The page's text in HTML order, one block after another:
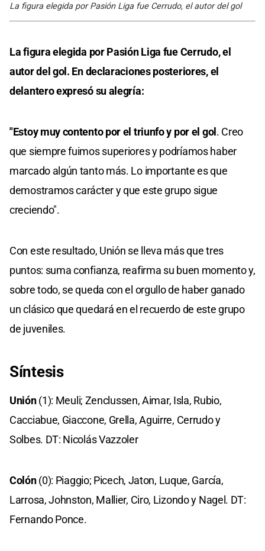
La figura elegida por Pasión Liga fue Cerrudo, el autor del gol
La figura elegida por Pasión Liga fue Cerrudo, el
autor del gol. En declaraciones posteriores, el
delantero expresó su alegría:
"Estoy muy contento por el triunfo y por el gol . Creo
que siempre fuimos superiores y podríamos haber
marcado algún tanto más. Lo importante es que
demostramos carácter y que este grupo sigue
creciendo".
Con este resultado, Unión se lleva más que tres
puntos: suma confianza, reafirma su buen momento y,
sobre todo, se queda con el orgullo de haber ganado
un clásico que quedará en el recuerdo de este grupo
de juveniles.
Síntesis
Unión(1): Meuli; Zenclussen, Aimar, Isla, Rubio,
Cacciabue, Giaccone, Grella, Aguirre, Cerrudo y
Solbes. DT: Nicolás Vazzoler
Colón(0): Piaggio; Picech, Jaton, Luque, García,
Larrosa, Johnston, Mallier, Ciro, Lizondo y Nagel. DT:
Fernando Ponce.